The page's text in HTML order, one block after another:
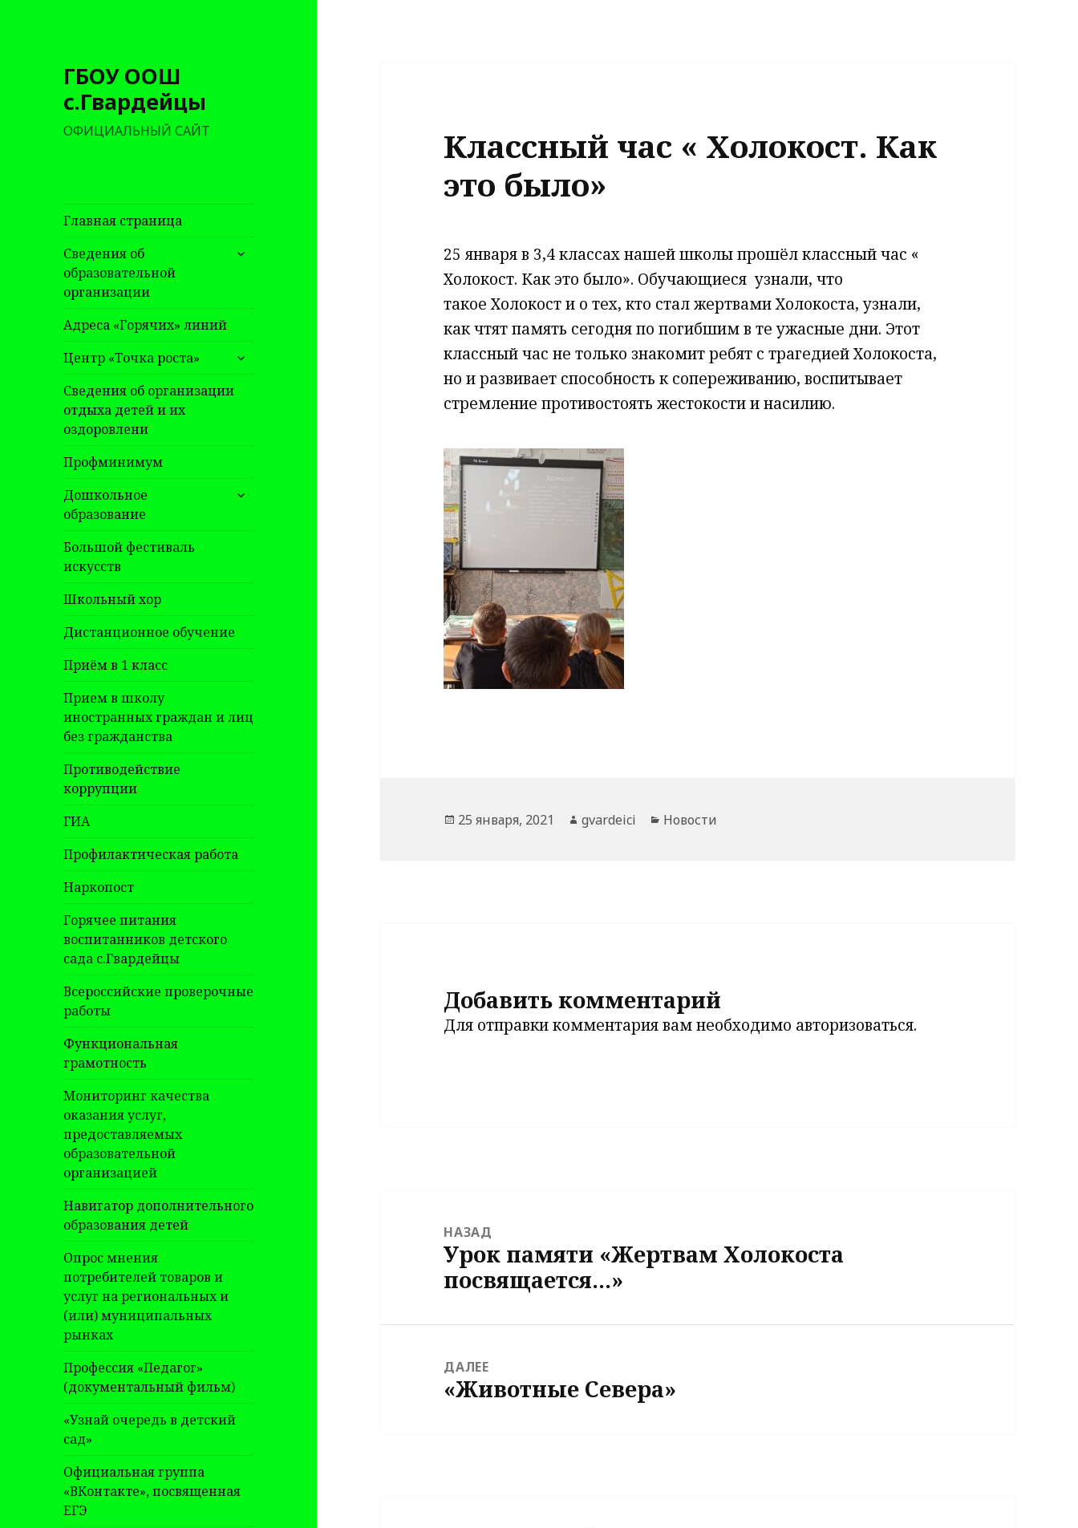
ГБОУ ООШ
с.Гвардейцы
ОФИЦИАЛЬНЫЙ САЙТ
Главная страница
Сведения об
образовательной
организации
раскрыть
Адреса «Горячих» линий
Центр «Точка роста»
раскрыть
дочернее
меню
Сведения об организации
отдыха детей и их
оздоровлени
Профминимум
Дошкольное
образование
раскрыть
Большой фестиваль
искусств
Школьный хор
Дистанционное обучение
Приём в 1 класс
Прием в школу
иностранных граждан и лиц
без гражданства
Противодействие
коррупции
ГИА
Профилактическая работа
Наркопост
Горячее питания
воспитанников детского
сада с.Гвардейцы
Всероссийские проверочные
работы
Функциональная
грамотность
Мониторинг качества
оказания услуг,
предоставляемых
образовательной
организацией
Навигатор дополнительного
образования детей
Опрос мнения
потребителей товаров и
услуг на региональных и
(или) муниципальных
рынках
Профессия «Педагог»
(документальный фильм)
«Узнай очередь в детский
сад»
Официальная группа
«ВКонтакте», посвященная
ЕГЭ
Классный час « Холокост. Как
это было»
25 января в 3,4 классах нашей школы прошёл классный час «
Холокост. Как это было». Обучающиеся узнали, что
такое Холокост и о тех, кто стал жертвами Холокоста, узнали,
как чтят память сегодня по погибшим в те ужасные дни. Этот
классный час не только знакомит ребят с трагедией Холокоста,
но и развивает способность к сопереживанию, воспитывает
стремление противостоять жестокости и насилию.
Опубликовано
25 января, 2021 Автор
gvardeici Рубрики
Новости
Добавить комментарий
Для отправки комментария вам необходимо авторизоваться.
записям
НАЗАД
Предыдущая
запись:
Урок памяти «Жертвам Холокоста
посвящается…»
ДАЛЕЕ
Следующая
«Животные Севера»